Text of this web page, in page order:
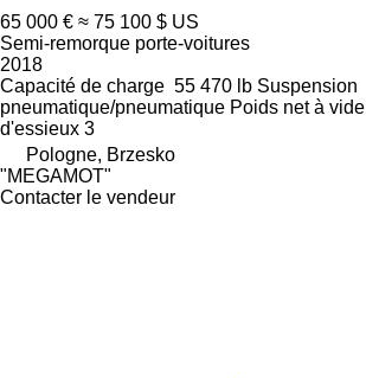
65 000 € ≈ 75 100 $ US
Semi-remorque porte-voitures
2018
Capacité de charge 55 470 lb Suspension
pneumatique/pneumatique Poids net à vide
d'essieux 3
Pologne, Brzesko
"MEGAMOT"
Contacter le vendeur